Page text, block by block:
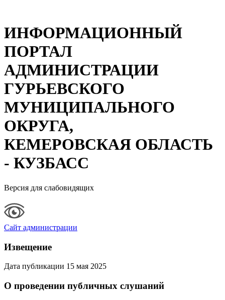
ИНФОРМАЦИОННЫЙ
ПОРТАЛ
АДМИНИСТРАЦИИ
ГУРЬЕВСКОГО
МУНИЦИПАЛЬНОГО
ОКРУГА,
КЕМЕРОВСКАЯ ОБЛАСТЬ
- КУЗБАСС
Версия для слабовидящих
Сайт администрации
Извещение
Дата публикации 15 мая 2025
О проведении публичных слушаний